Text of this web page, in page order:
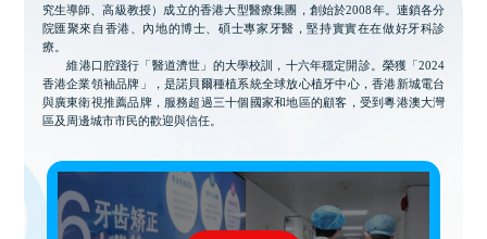
究生導師、高級教授）成立的香港大型醫療集團，創始於2008年。連鎖各分
院匯聚來自香港、內地的博士、碩士專家牙醫，堅持實實在在做好牙科診
療。
維港口腔踐行「醫道濟世」的大學校訓，十六年穩定開診。榮獲「2024
香港企業領袖品牌」，是諾貝爾種植系統全球放心植牙中心，香港新城電台
與廣東衛視推薦品牌，服務超過三十個國家和地區的顧客，受到粵港澳大灣
區及周邊城市市民的歡迎與信任。